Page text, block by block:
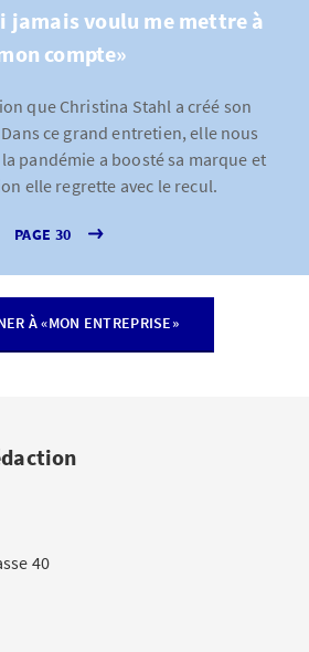
jamais voulu me mettre à
compte»
que Christina Stahl a créé son
ce grand entretien, elle nous
pandémie a boosté sa marque et
elle regrette avec le recul.
PAGE 30
À «MON ENTREPRISE»
40